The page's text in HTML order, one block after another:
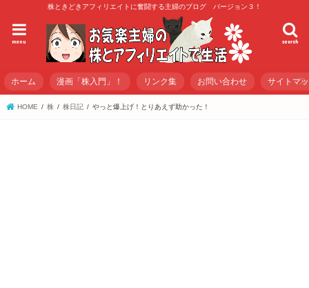
株ときどきアフィリエイトに奮闘する主婦のブログ バージョン３！
search
menu
ホーム 漫画「株入門」！ リンク集 お問い合わせ サイトマ
HOME 株 株日記 やっと爆上げ！とりあえず助かった！